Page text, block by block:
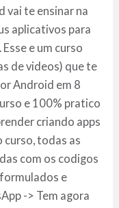
vai te ensinar na
aplicativos para
e um curso
de videos) que te
Android em 8
e 100% pratico
criando apps
curso, todas as
com os codigos
e
-> Tem agora